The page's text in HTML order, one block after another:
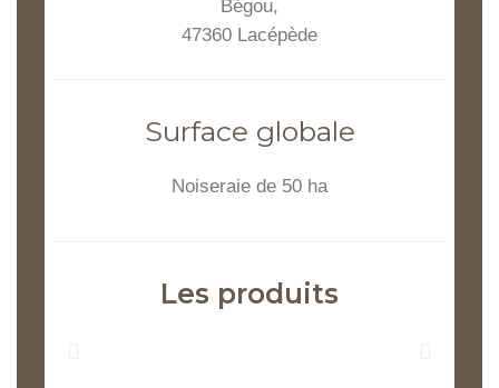
Bégou,
47360 Lacépède
Surface globale
Noiseraie de 50 ha
Les produits